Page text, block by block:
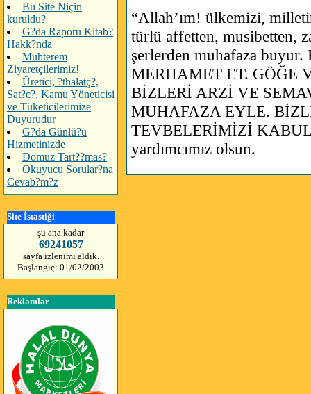
Bu Site Niçin
kuruldu?
G?da Raporu Kitab?
Hakk?nda
Muhterem
Ziyaretçilerimiz!
Üretici, ?thalatç?,
Sat?c?, Kamu Yöneticisi
ve Tüketicilerimize
Duyurudur
G?da Günlü?ü
Hizmetinizde
Domuz Tart??mas?
Okuyucu Sorular?na
Cevab?m?z
Site İstastiği
şu ana kadar
69241057
sayfa izlenimi aldık.
Başlangıç: 01/02/2003
Reklamlar
“Allah’ım! ülkemizi,
türlü affetten, musibetten,
şerlerden muhafaza
MERHAMET ET. GÖĞE
BİZLERİ ARZİ VE
MUHAFAZA EYLE.
TEVBELERİMİZİ
yardımcımız olsun.